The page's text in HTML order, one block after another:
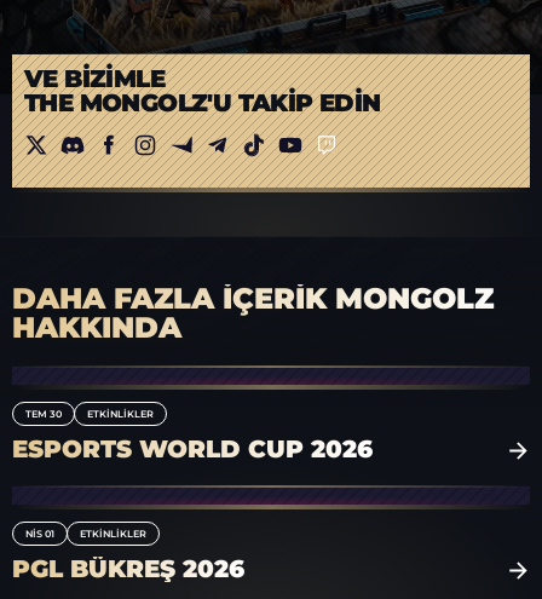
VE BIZIMLE
THE MONGOLZ'U TAKIP EDIN
DAHA FAZLA İÇERİK MONGOLZ
HAKKINDA
TEM 30 ETKINLIKLER
ESPORTS WORLD CUP 2026
NIS 01 ETKINLIKLER
PGL BÜKREŞ 2026